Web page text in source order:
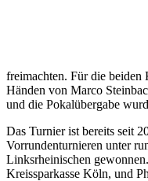
freimachten. Für die beiden
Händen von Marco
und die Pokalübergabe
Das Turnier ist bereits seit
Vorrundenturnieren unter
Linksrheinischen
Kreissparkasse Köln, und